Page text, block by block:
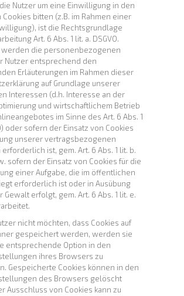
Nutzer um eine Einwilligung in den
Cookies bitten (z.B. im Rahmen einer
ist die Rechtsgrundlage
Art. 6 Abs. 1 lit. a. DSGVO.
die personenbezogenen
Nutzer entsprechend den
Erläuterungen im Rahmen dieser
auf Grundlage unserer
Interessen (d.h. Interesse an der
und wirtschaftlichem Betrieb
im Sinne des Art. 6 Abs. 1
oder sofern der Einsatz von Cookies
unserer vertragsbezogenen
ist, gem. Art. 6 Abs. 1 lit. b.
sofern der Einsatz von Cookies für die
einer Aufgabe, die im öffentlichen
erforderlich ist oder in Ausübung
erfolgt, gem. Art. 6 Abs. 1 lit. e.
nicht möchten, dass Cookies auf
gespeichert werden, werden sie
entsprechende Option in den
ihres Browsers zu
Gespeicherte Cookies können in den
des Browsers gelöscht
Ausschluss von Cookies kann zu